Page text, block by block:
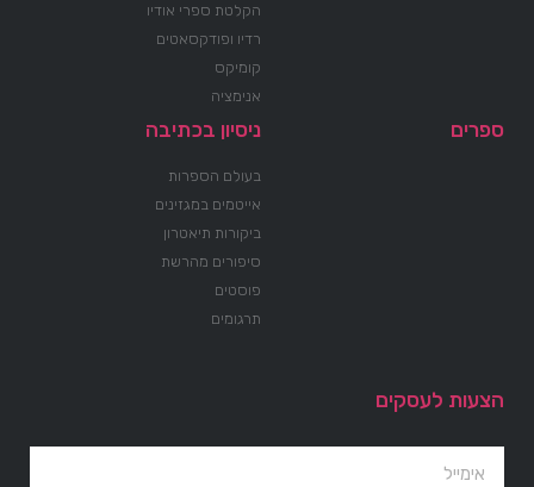
הקלטת ספרי אודיו
רדיו ופודקסאטים
קומיקס
אנימציה
ספרים ניסיון בכתיבה
בעולם הספרות
אייטמים במגזינים
ביקורות תיאטרון
סיפורים מהרשת
פוסטים
תרגומים
הצעות לעסקים